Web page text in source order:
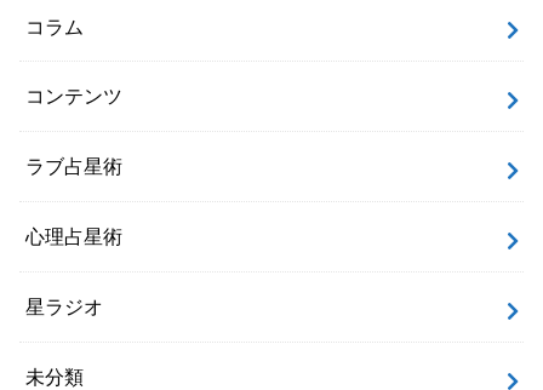
コラム
コンテンツ
ラブ占星術
心理占星術
星ラジオ
未分類